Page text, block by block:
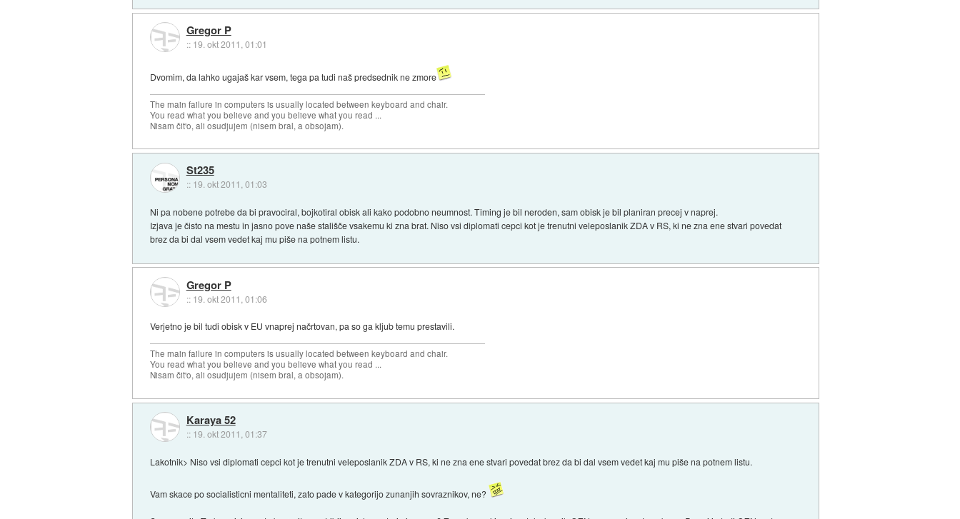
Gregor P
:: 19. okt 2011, 01:01
Dvomim, da lahko ugajaš kar vsem, tega pa tudi naš predsednik ne zmore
The main failure in computers is usually located between keyboard and chair.
You read what you believe and you believe what you read ...
Nisam čit'o, ali osudjujem (nisem bral, a obsojam).
St235
:: 19. okt 2011, 01:03
Ni pa nobene potrebe da bi pravociral, bojkotiral obisk ali kako podobno neumnost. Timing je bil neroden, sam obisk je bil planiran precej v naprej.
Izjava je čisto na mestu in jasno pove naše stališče vsakemu ki zna brat. Niso vsi diplomati cepci kot je trenutni veleposlanik ZDA v RS, ki ne zna ene stvari povedat
brez da bi dal vsem vedet kaj mu piše na potnem listu.
Gregor P
:: 19. okt 2011, 01:06
Verjetno je bil tudi obisk v EU vnaprej načrtovan, pa so ga kljub temu prestavili.
The main failure in computers is usually located between keyboard and chair.
You read what you believe and you believe what you read ...
Nisam čit'o, ali osudjujem (nisem bral, a obsojam).
Karaya 52
:: 19. okt 2011, 01:37
Lakotnik> Niso vsi diplomati cepci kot je trenutni veleposlanik ZDA v RS, ki ne zna ene stvari povedat brez da bi dal vsem vedet kaj mu piše na potnem listu.
Vam skace po socialisticni mentaliteti, zato pade v kategorijo zunanjih sovraznikov, ne?